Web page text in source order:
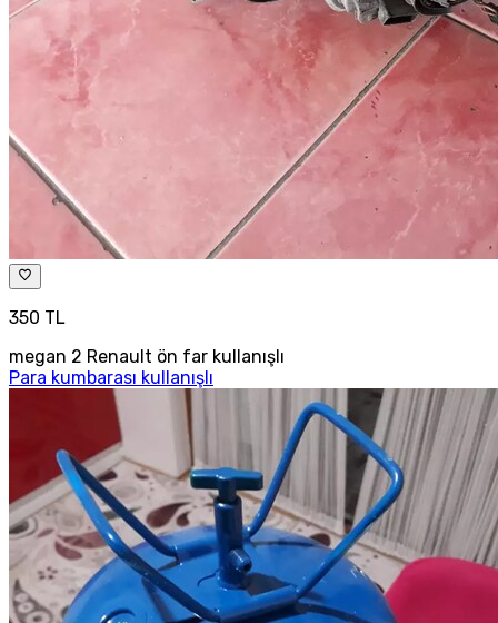
350 TL
megan 2 Renault ön far kullanışlı
Para kumbarası kullanışlı